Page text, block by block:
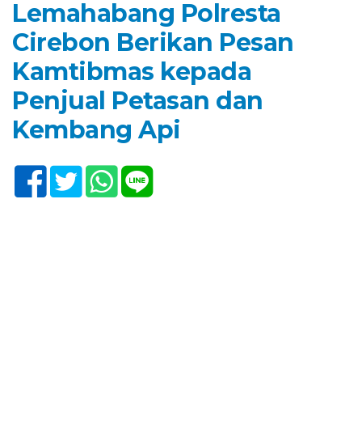
Lemahabang Polresta
Cirebon Berikan Pesan
Kamtibmas kepada
Penjual Petasan dan
Kembang Api